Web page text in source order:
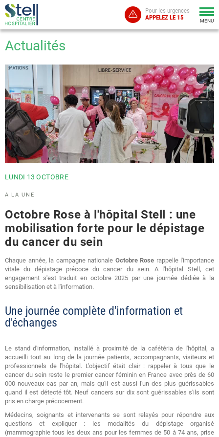
Pour les urgences
APPELEZ LE 15
MENU
Actualités
LUNDI 13 OCTOBRE
A LA UNE
Octobre Rose à l'hôpital Stell : une
mobilisation forte pour le dépistage
du cancer du sein
Chaque année, la campagne nationale Octobre Rose rappelle l'importance
vitale du dépistage précoce du cancer du sein. A l'hôpital Stell, cet
engagement s'est traduit en octobre 2025 par une journée dédiée à la
sensibilisation et à l'information.
Une journée complète d'information et
d'échanges
Le stand d'information, installé à proximité de la cafétéria de l'hôpital, a
accueilli tout au long de la journée patients, accompagnants, visiteurs et
professionnels de l'hôpital. L'objectif était clair : rappeler à tous que le
cancer du sein reste le premier cancer féminin en France avec près de 60
000 nouveaux cas par an, mais qu'il est aussi l'un des plus guérissables
quand il est détecté tôt. Neuf cancers sur dix sont guérissables s'ils sont
pris en charge précocement.
Médecins, soignants et intervenants se sont relayés pour répondre aux
questions et expliquer : les modalités du dépistage organisé
(mammographie tous les deux ans pour les femmes de 50 à 74 ans, prise